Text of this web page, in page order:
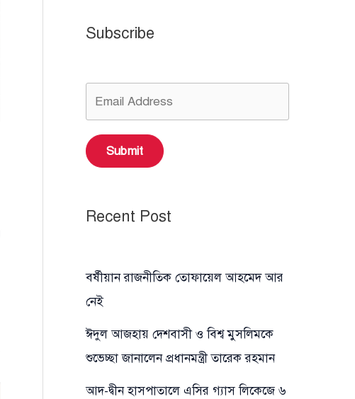
Subscribe
Submit
Recent Post
বর্ষীয়ান রাজনীতিক তোফায়েল আহমেদ আর
নেই
ঈদুল আজহায় দেশবাসী ও বিশ্ব মুসলিমকে
শুভেচ্ছা জানালেন প্রধানমন্ত্রী তারেক রহমান
আদ-দ্বীন হাসপাতালে এসির গ্যাস লিকেজে ৬